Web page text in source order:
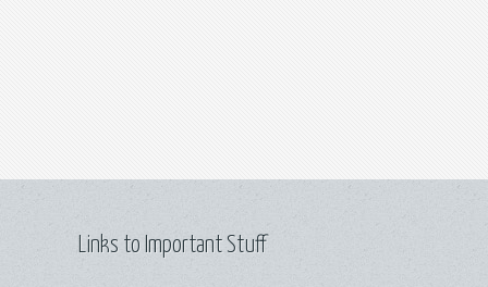
Links to Important Stuff